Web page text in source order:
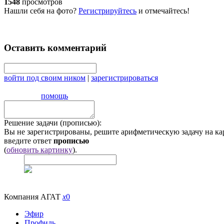
Нашли себя на фото? Регистрируйтесь и отмечайтесь!
Оставить комментарий
войти под своим ником | зарегистрироваться
помощь
Решение задачи (прописью):
Вы не зарегистрированы, решите арифметическую задачу на
введите ответ прописью
(обновить картинку).
Компания АГАТ x0
Эфир